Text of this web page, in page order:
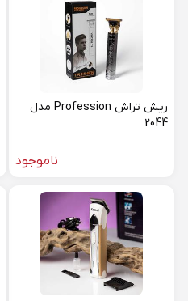
ریش تراش Profession مدل
2044
ناموجود